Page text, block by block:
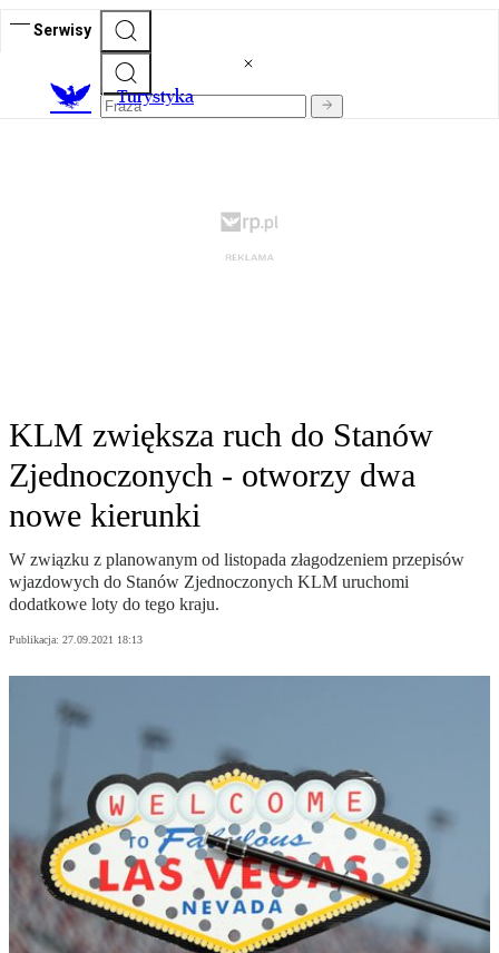
Serwisy
Turystyka
KLM zwiększa ruch do Stanów
Zjednoczonych - otworzy dwa
nowe kierunki
W związku z planowanym od listopada złagodzeniem przepisów
wjazdowych do Stanów Zjednoczonych KLM uruchomi
dodatkowe loty do tego kraju.
Publikacja: 27.09.2021 18:13